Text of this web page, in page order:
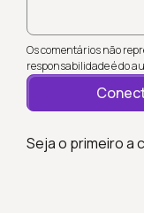
Os comentários não
responsabilidade é do
Seja o primeiro a